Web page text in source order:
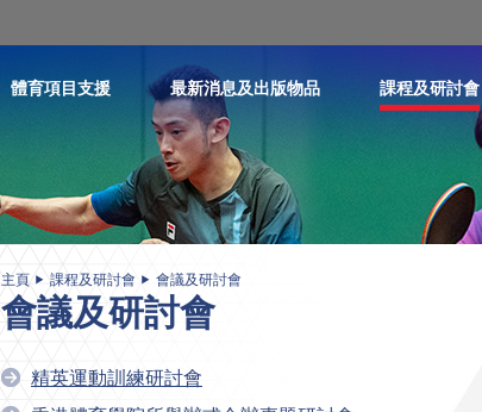
體育項目支援 最新消息及出版物品 課程及研討會
主頁 課程及研討會 會議及研討會
會議及研討會
精英運動訓練研討會